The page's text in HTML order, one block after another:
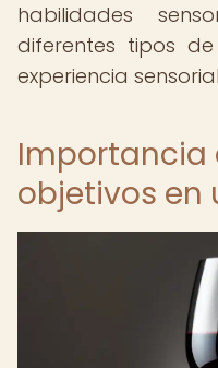
habilidades
diferentes tipos
experiencia
Importancia
objetivos en